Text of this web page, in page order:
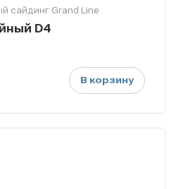
сайдинг Grand Line
D4
В корзину